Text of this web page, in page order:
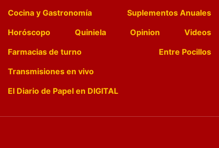
Cocina y Gastronomía
Suplementos Anuales
Horóscopo
Quiniela Opinion
Videos
Farmacias de turno
Entre Pocillos
Transmisiones en vivo
El Diario de Papel en DIGITAL